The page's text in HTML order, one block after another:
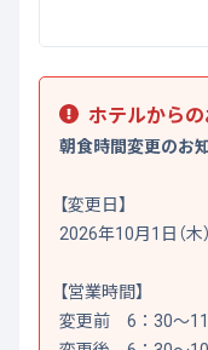
ホテルから
朝食時間変更のお
【変更日】
2026年10月1日（木
【営業時間】
変更前 6：30～11